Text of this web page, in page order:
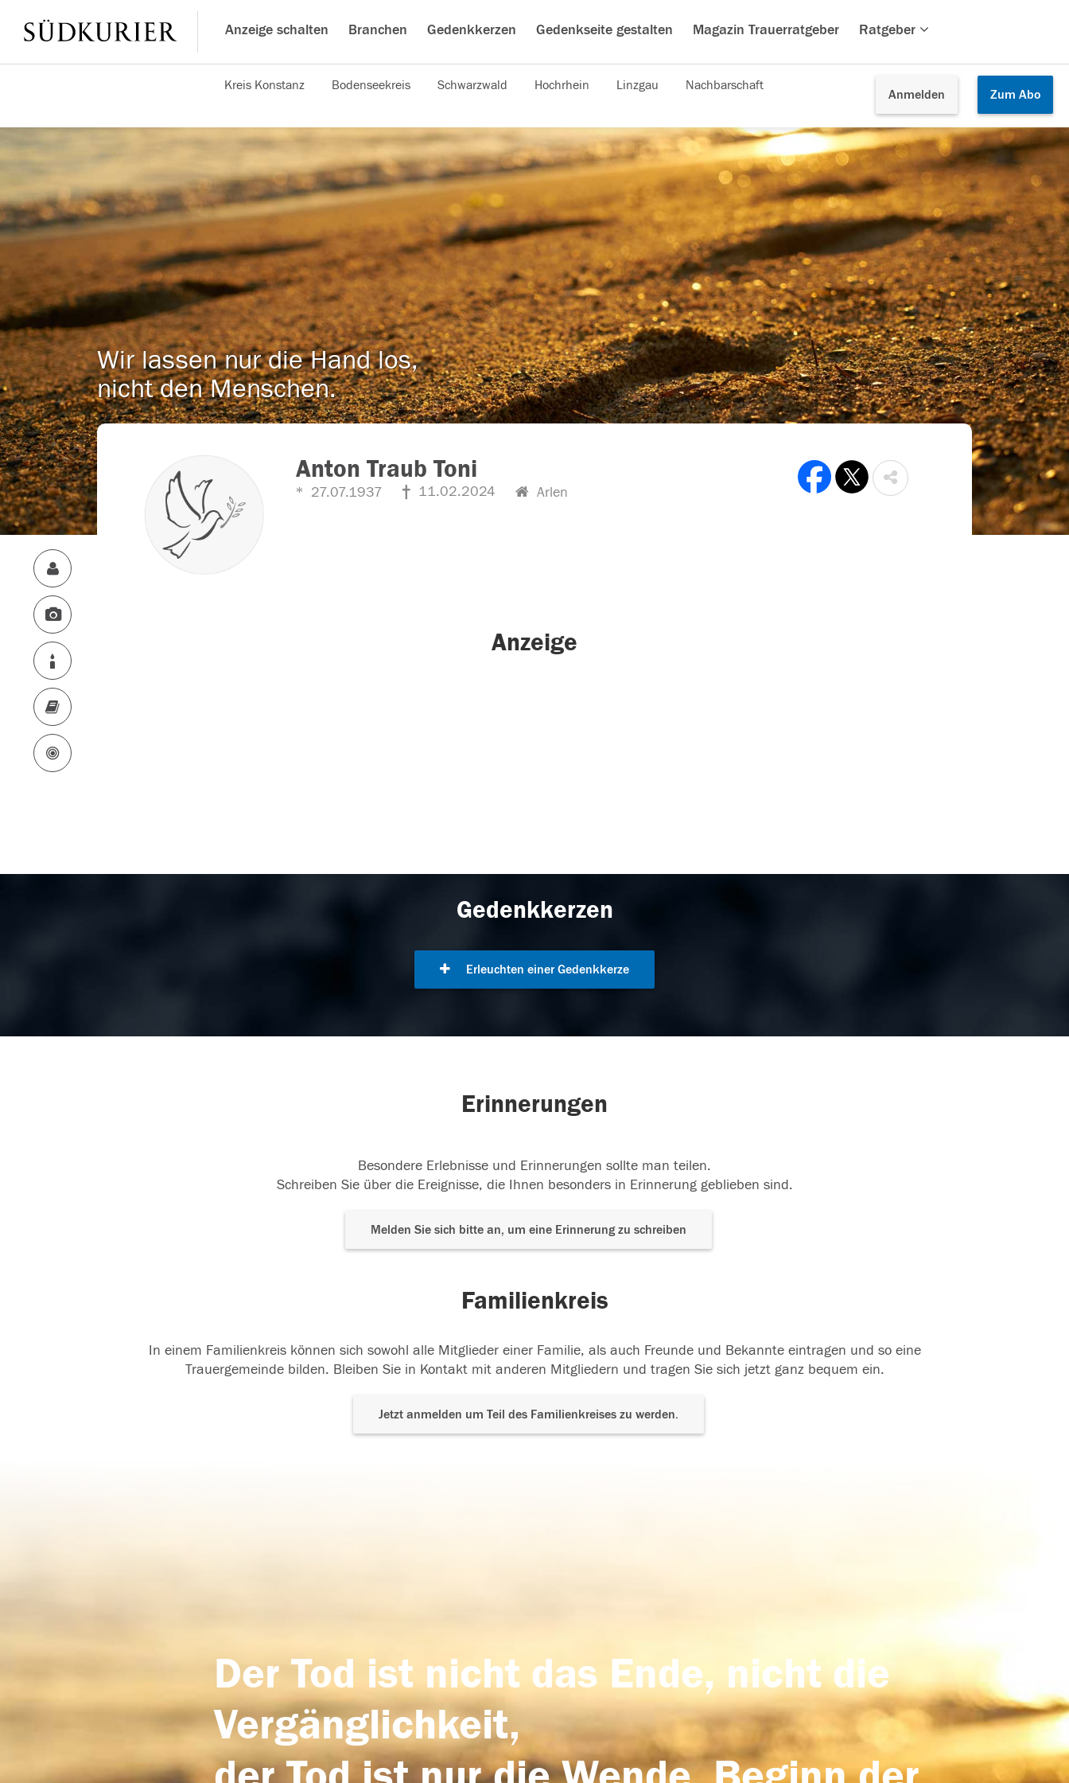
Anzeige schalten Branchen Gedenkkerzen Gedenkseite gestalten Magazin Trauerratgeber Ratgeber
Anmelden Zum Abo
Kreis Konstanz Bodenseekreis Schwarzwald Hochrhein Linzgau Nachbarschaft
Wir lassen nur die Hand los,
nicht den Menschen.
Anton Traub Toni
27.07.1937 11.02.2024 Arlen
Anzeige
Gedenkkerzen
Erleuchten einer Gedenkkerze
Erinnerungen
Besondere Erlebnisse und Erinnerungen sollte man teilen.
Schreiben Sie über die Ereignisse, die Ihnen besonders in Erinnerung geblieben sind.
Melden Sie sich bitte an, um eine Erinnerung zu schreiben
Familienkreis
In einem Familienkreis können sich sowohl alle Mitglieder einer Familie, als auch Freunde und Bekannte eintragen und so eine
Trauergemeinde bilden. Bleiben Sie in Kontakt mit anderen Mitgliedern und tragen Sie sich jetzt ganz bequem ein.
Jetzt anmelden um Teil des Familienkreises zu werden.
Der Tod ist nicht das Ende, nicht die
Vergänglichkeit,